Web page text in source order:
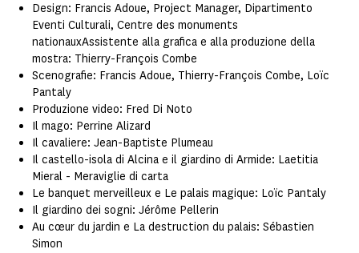
Design: Francis Adoue, Project Manager, Dipartimento
Eventi Culturali, Centre des monuments
nationauxAssistente alla grafica e alla produzione della
mostra: Thierry-François Combe
Scenografie: Francis Adoue, Thierry-François Combe, Loïc
Pantaly
Produzione video: Fred Di Noto
Il mago: Perrine Alizard
Il cavaliere: Jean-Baptiste Plumeau
Il castello-isola di Alcina e il giardino di Armide: Laetitia
Mieral - Meraviglie di carta
Le banquet merveilleux e Le palais magique: Loïc Pantaly
Il giardino dei sogni: Jérôme Pellerin
Au cœur du jardin e La destruction du palais: Sébastien
Simon